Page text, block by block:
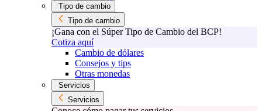
Tipo de cambio
Tipo de cambio
¡Gana con el Súper Tipo de Cambio del BCP!
Cotiza aquí
Cambio de dólares
Consejos y tips
Otras monedas
Servicios
Servicios